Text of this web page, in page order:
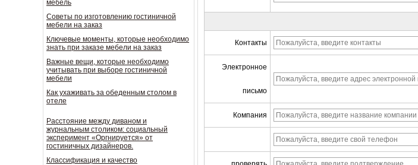
Советы по изготовлению гостиничной
мебели на заказ
Ключевые моменты, которые необходимо
знать при заказе мебели на заказ
Важные вещи, которые необходимо
учитывать при выборе гостиничной
мебели
Как ухаживать за обеденным столом в
отеле
журнальным столиком: социальный
эксперимент «Оргнируется» от
гостиничных дизайнеров.
Классификация и качество
идентификация двери гостиничного
Контакты
Электронное
письмо
Компания